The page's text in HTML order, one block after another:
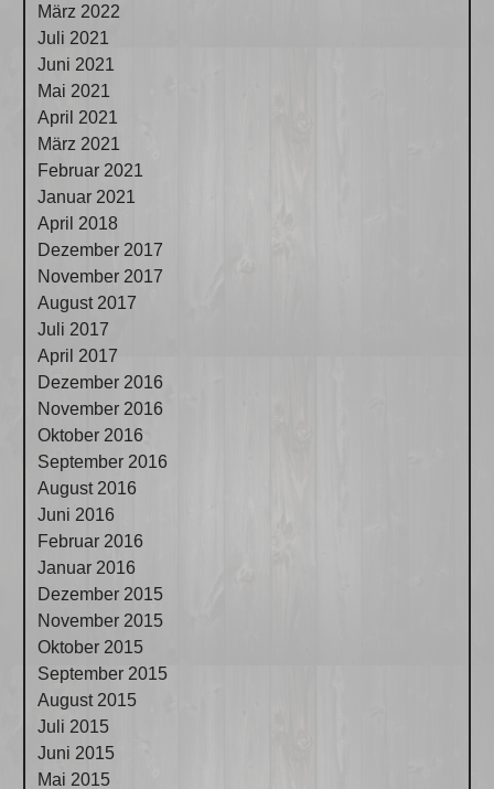
März 2022
Juli 2021
Juni 2021
Mai 2021
April 2021
März 2021
Februar 2021
Januar 2021
April 2018
Dezember 2017
November 2017
August 2017
Juli 2017
April 2017
Dezember 2016
November 2016
Oktober 2016
September 2016
August 2016
Juni 2016
Februar 2016
Januar 2016
Dezember 2015
November 2015
Oktober 2015
September 2015
August 2015
Juli 2015
Juni 2015
Mai 2015